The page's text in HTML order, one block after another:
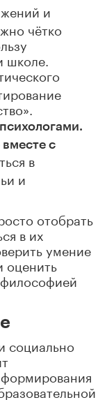
и
чётко
школе.
с
в
и
отобрать
в их
умение
оценить
социально